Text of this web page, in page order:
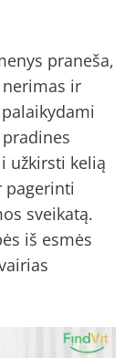
praneša,
ir
užkirsti kelią
sveikatą.
iš esmės